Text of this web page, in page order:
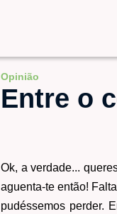
Opinião
Entre o
Ok, a verdade...
aguenta-te então!
pudéssemos perder.